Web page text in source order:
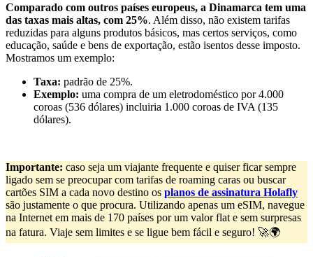
Comparado com outros países europeus, a Dinamarca tem uma
das taxas mais altas, com 25%. Além disso, não existem tarifas
reduzidas para alguns produtos básicos, mas certos serviços, como
educação, saúde e bens de exportação, estão isentos desse imposto.
Mostramos um exemplo:
Taxa: padrão de 25%.
Exemplo: uma compra de um eletrodoméstico por 4.000
coroas (536 dólares) incluiria 1.000 coroas de IVA (135
dólares).
Importante: caso seja um viajante frequente e quiser ficar sempre
ligado sem se preocupar com tarifas de roaming caras ou buscar
cartões SIM a cada novo destino os planos de assinatura Holafly
são justamente o que procura. Utilizando apenas um eSIM, navegue
na Internet em mais de 170 países por um valor flat e sem surpresas
na fatura. Viaje sem limites e se ligue bem fácil e seguro! 🚀🌍